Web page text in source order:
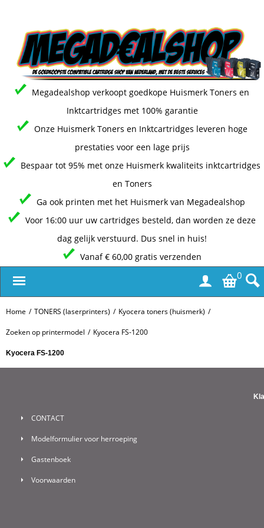
Megadealshop verkoopt goedkope Huismerk Toners en
Inktcartridges met 100% garantie
Onze Huismerk Toners en Inktcartridges leveren hoge
prestaties voor een lage prijs
Bespaar tot 95% met onze Huismerk kwaliteits inktcartridges
en Toners
Ga ook printen met het Huismerk van Megadealshop
Voor 16:00 uur uw cartridges besteld, dan worden ze deze
dag gelijk verstuurd. Dus snel in huis!
Vanaf € 60,00 gratis verzenden
0
Home / TONERS (laserprinters) / Kyocera toners (huismerk) /
Zoeken op printermodel / Kyocera FS-1200
Kyocera FS-1200
CONTACT
Modelformulier voor herroeping
Gastenboek
Voorwaarden